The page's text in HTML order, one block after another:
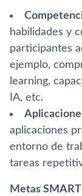
habilidades y
participantes
ejemplo,
learning,
IA, etc.
aplicaciones
entorno de
tareas
Metas SMART